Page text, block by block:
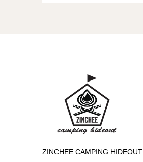
ZINCHEE CAMPING HIDEOUT